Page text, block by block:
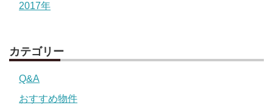
2017年
カテゴリー
Q&A
おすすめ物件